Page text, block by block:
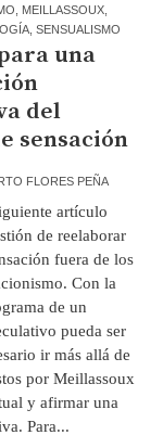
MEILLASSOUX
,SENSUALISMO
una
del
sensación
FLORES PEÑA
artículo
de reelaborar
fuera de los
Con la
de un
pueda ser
ir más allá de
por Meillassoux
y afirmar una
Para...